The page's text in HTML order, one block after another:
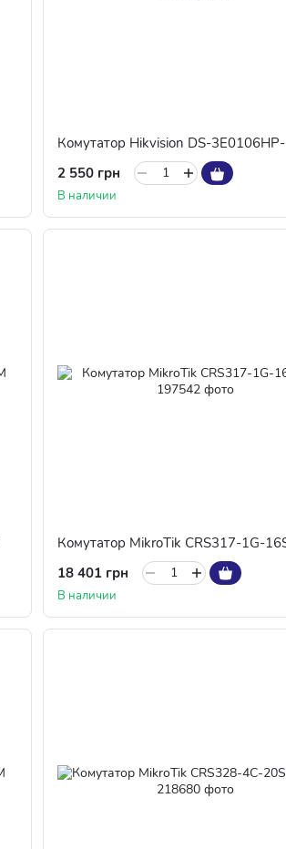
Комутатор Hikvision DS-
2 550 грн
В наличии
Комутатор MikroTik CRS317-1G-
18 401 грн
В наличии